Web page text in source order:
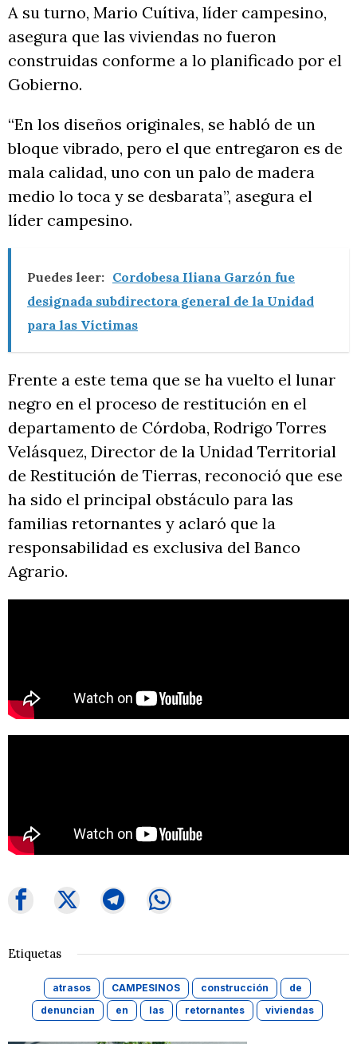
A su turno, Mario Cuítiva, líder campesino,
asegura que las viviendas no fueron
construidas conforme a lo planificado por el
Gobierno.
“En los diseños originales, se habló de un
bloque vibrado, pero el que entregaron es de
mala calidad, uno con un palo de madera
medio lo toca y se desbarata”, asegura el
líder campesino.
Puedes leer: Cordobesa Iliana Garzón fue
designada subdirectora general de la Unidad
para las Víctimas
Frente a este tema que se ha vuelto el lunar
negro en el proceso de restitución en el
departamento de Córdoba, Rodrigo Torres
Velásquez, Director de la Unidad Territorial
de Restitución de Tierras, reconoció que ese
ha sido el principal obstáculo para las
familias retornantes y aclaró que la
responsabilidad es exclusiva del Banco
Agrario.
Etiquetas
atrasos CAMPESINOS construcción
de
denuncian
en las retornantes viviendas